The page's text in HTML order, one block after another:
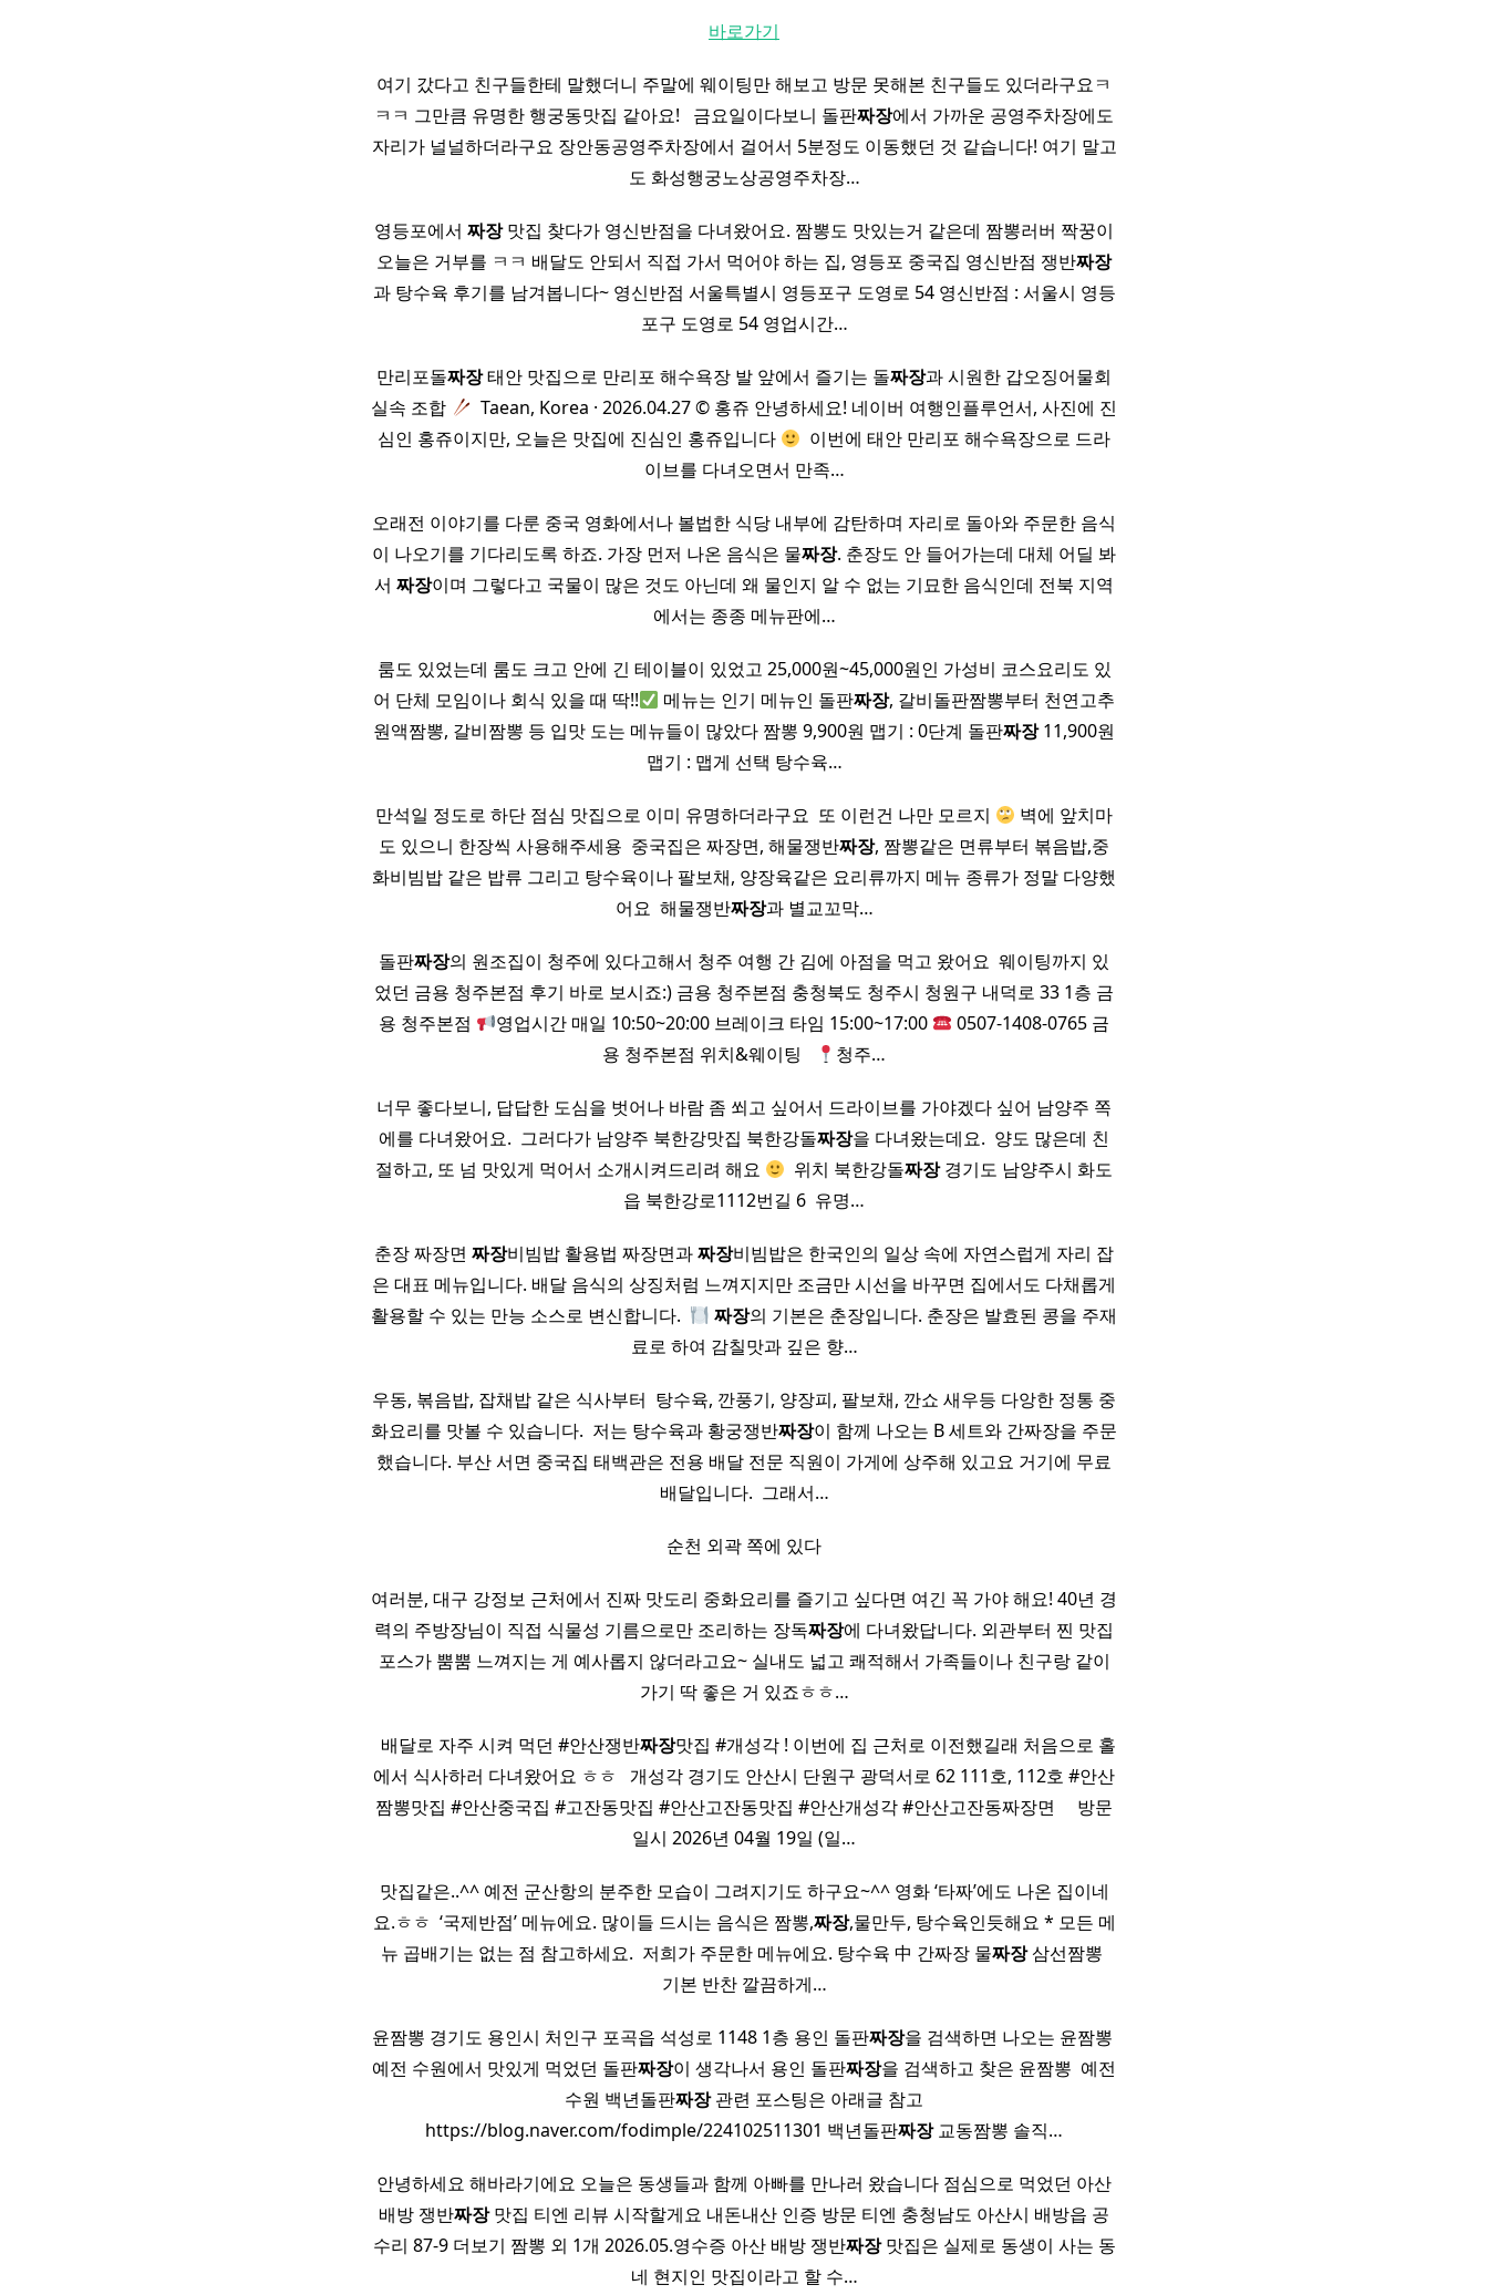
바로가기
여기 갔다고 친구들한테 말했더니 주말에 웨이팅만 해보고 방문 못해본 친구들도 있더라구요ㅋ
ㅋㅋ 그만큼 유명한 행궁동맛집 같아요! ​ ​ 금요일이다보니 돌판짜장에서 가까운 공영주차장에도
자리가 널널하더라구요 장안동공영주차장에서 걸어서 5분정도 이동했던 것 같습니다! 여기 말고
도 화성행궁노상공영주차장…
영등포에서 짜장맛집 찾다가 영신반점을 다녀왔어요. 짬뽕도 맛있는거 같은데 짬뽕러버 짝꿍이
오늘은 거부를 ㅋㅋ 배달도 안되서 직접 가서 먹어야 하는 집, 영등포 중국집 영신반점 쟁반짜장
과 탕수육 후기를 남겨봅니다~ 영신반점 서울특별시 영등포구 도영로 54 영신반점 : 서울시 영등
포구 도영로 54 영업시간…
만리포돌짜장태안 맛집으로 만리포 해수욕장 발 앞에서 즐기는 돌짜장과 시원한 갑오징어물회
실속 조합
​ Taean, Korea · 2026.04.27 © 홍쥬 안녕하세요! 네이버 여행인플루언서, 사진에 진
심인 홍쥬이지만, 오늘은 맛집에 진심인 홍쥬입니다
​ 이번에 태안 만리포 해수욕장으로 드라
이브를 다녀오면서 만족…
오래전 이야기를 다룬 중국 영화에서나 볼법한 식당 내부에 감탄하며 자리로 돌아와 주문한 음식
이 나오기를 기다리도록 하죠. 가장 먼저 나온 음식은 물짜장. 춘장도 안 들어가는데 대체 어딜 봐
서 짜장이며 그렇다고 국물이 많은 것도 아닌데 왜 물인지 알 수 없는 기묘한 음식인데 전북 지역
에서는 종종 메뉴판에…
룸도 있었는데 룸도 크고 안에 긴 테이블이 있었고 25,000원~45,000원인 가성비 코스요리도 있
어 단체 모임이나 회식 있을 때 딱!!
메뉴는 인기 메뉴인 돌판짜장, 갈비돌판짬뽕부터 천연고추
원액짬뽕, 갈비짬뽕 등 입맛 도는 메뉴들이 많았다 짬뽕 9,900원 맵기 : 0단계 돌판짜장11,900원
맵기 : 맵게 선택 탕수육…
만석일 정도로 하단 점심 맛집으로 이미 유명하더라구요 ​ 또 이런건 나만 모르지
벽에 앞치마
도 있으니 한장씩 사용해주세용 ​ 중국집은 짜장면, 해물쟁반짜장, 짬뽕같은 면류부터 볶음밥,중
화비빔밥 같은 밥류 그리고 탕수육이나 팔보채, 양장육같은 요리류까지 메뉴 종류가 정말 다양했
어요 ​ 해물쟁반짜장과 별교꼬막…
돌판짜장의 원조집이 청주에 있다고해서 청주 여행 간 김에 아점을 먹고 왔어요 ​ 웨이팅까지 있
었던 금용 청주본점 후기 바로 보시죠:) 금용 청주본점 충청북도 청주시 청원구 내덕로 33 1층 금
용 청주본점
영업시간 매일 10:50~20:00 브레이크 타임 15:00~17:00
0507-1408-0765 금
용 청주본점 위치&웨이팅 ​ ​
청주…
너무 좋다보니, 답답한 도심을 벗어나 바람 좀 쐬고 싶어서 드라이브를 가야겠다 싶어 남양주 쪽
에를 다녀왔어요. ​ 그러다가 남양주 북한강맛집 북한강돌짜장을 다녀왔는데요. ​ 양도 많은데 친
절하고, 또 넘 맛있게 먹어서 소개시켜드리려 해요
​ 위치 북한강돌짜장경기도 남양주시 화도
읍 북한강로1112번길 6 ​ 유명…
춘장 짜장면 짜장비빔밥 활용법 짜장면과짜장비빔밥은 한국인의 일상 속에 자연스럽게 자리 잡
은 대표 메뉴입니다. 배달 음식의 상징처럼 느껴지지만 조금만 시선을 바꾸면 집에서도 다채롭게
활용할 수 있는 만능 소스로 변신합니다. ​
짜장의 기본은 춘장입니다. 춘장은 발효된 콩을 주재
료로 하여 감칠맛과 깊은 향…
우동, 볶음밥, 잡채밥 같은 식사부터 ​ 탕수육, 깐풍기, 양장피, 팔보채, 깐쇼 새우등 다앙한 정통 중
화요리를 맛볼 수 있습니다. ​ 저는 탕수육과 황궁쟁반짜장이 함께 나오는 B 세트와 간짜장을 주문
했습니다. 부산 서면 중국집 태백관은 전용 배달 전문 직원이 가게에 상주해 있고요 거기에 무료
배달입니다. ​ 그래서…
순천 외곽 쪽에 있다
여러분, 대구 강정보 근처에서 진짜 맛도리 중화요리를 즐기고 싶다면 여긴 꼭 가야 해요! 40년 경
력의 주방장님이 직접 식물성 기름으로만 조리하는 장독짜장에 다녀왔답니다. 외관부터 찐 맛집
포스가 뿜뿜 느껴지는 게 예사롭지 않더라고요~ 실내도 넓고 쾌적해서 가족들이나 친구랑 같이
가기 딱 좋은 거 있죠ㅎㅎ…
​ ​ 배달로 자주 시켜 먹던 #안산쟁반짜장맛집 #개성각 ! 이번에 집 근처로 이전했길래 처음으로 홀
에서 식사하러 다녀왔어요 ㅎㅎ ​ ​ 개성각 경기도 안산시 단원구 광덕서로 62 111호, 112호 #안산
짬뽕맛집 #안산중국집 #고잔동맛집 #안산고잔동맛집 #안산개성각 #안산고잔동짜장면 ​ ​ ​ ​ 방문
일시 2026년 04월 19일 (일…
맛집같은..^^ 예전 군산항의 분주한 모습이 그려지기도 하구요~^^ 영화 ‘타짜’에도 나온 집이네
요.ㅎㅎ ​ ‘국제반점’ 메뉴에요. 많이들 드시는 음식은 짬뽕,짜장,물만두, 탕수육인듯해요 * 모든 메
뉴 곱배기는 없는 점 참고하세요. ​ 저희가 주문한 메뉴에요. 탕수육 中 간짜장 물짜장삼선짬뽕 ​
기본 반찬 깔끔하게…
윤짬뽕 경기도 용인시 처인구 포곡읍 석성로 1148 1층 용인 돌판짜장을 검색하면 나오는 윤짬뽕 ​
예전 수원에서 맛있게 먹었던 돌판짜장이 생각나서 용인 돌판짜장을 검색하고 찾은 윤짬뽕 ​ 예전
수원 백년돌판짜장관련 포스팅은 아래글 참고
https://blog.naver.com/fodimple/224102511301 백년돌판짜장교동짬뽕 솔직…
안녕하세요 해바라기에요 오늘은 동생들과 함께 아빠를 만나러 왔습니다 점심으로 먹었던 아산
배방 쟁반짜장맛집 티엔 리뷰 시작할게요 내돈내산 인증 방문 티엔 충청남도 아산시 배방읍 공
수리 87-9 더보기 짬뽕 외 1개 2026.05.영수증 아산 배방 쟁반짜장맛집은 실제로 동생이 사는 동
네 현지인 맛집이라고 할 수…